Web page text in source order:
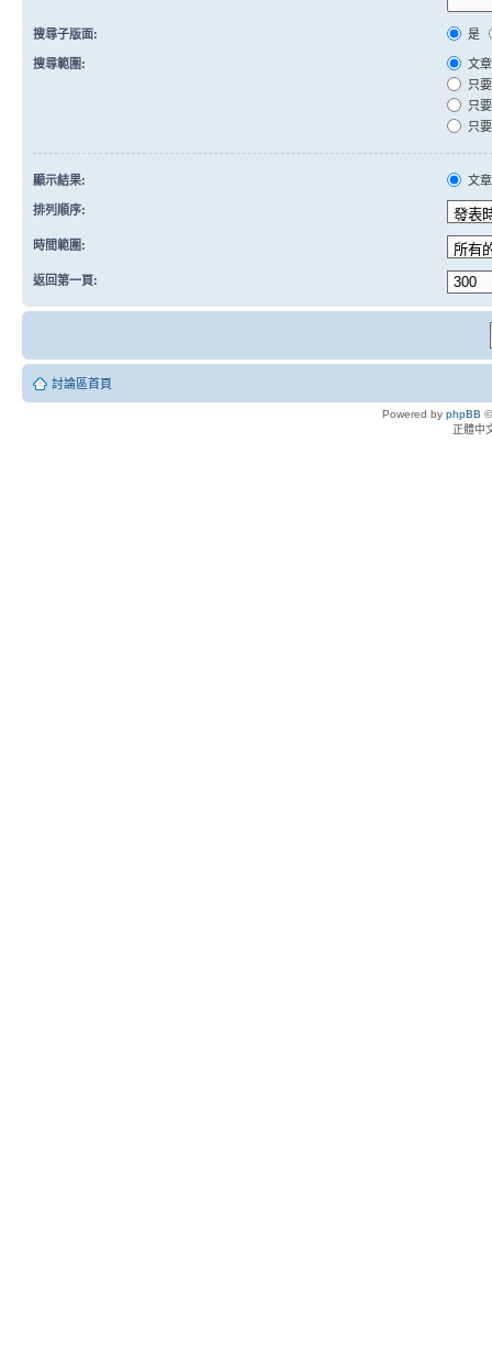
搜尋子版面: 是
搜尋範圍:
文
只
只
只
顯示結果: 文章
排列順序:
時間範圍:
返回第一頁:
討論區首頁
Powered by phpBB
正體中